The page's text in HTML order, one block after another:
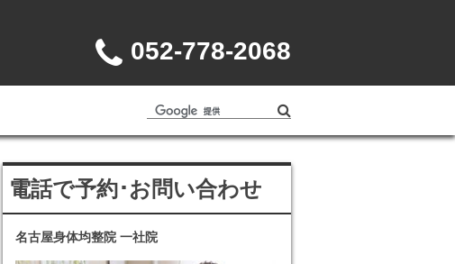
052-778-2068
電話で予約･お問い合わせ
名古屋身体均整院 一社院